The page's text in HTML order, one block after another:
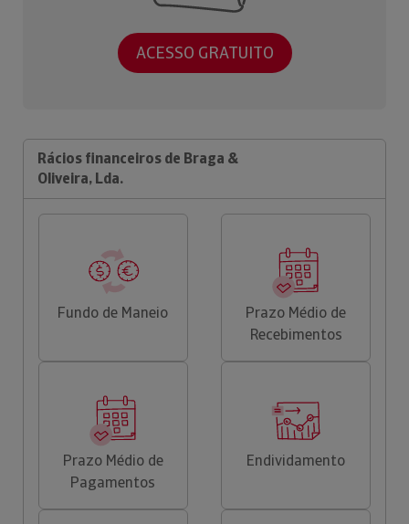
ACESSO GRATUITO
Rácios financeiros de Braga &
Oliveira, Lda.
Fundo de Maneio
Prazo Médio de
Recebimentos
Prazo Médio de
Pagamentos
Endividamento